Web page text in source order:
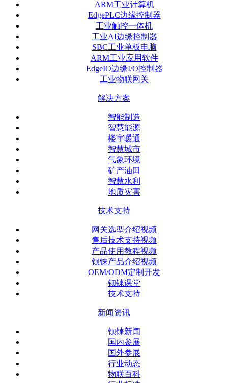
ARM工业计算机
EdgePLC边缘控制器
工业触控一体机
工业AI边缘控制器
SBC工业单板电脑
ARM工业应用软件
EdgeIO边缘I/O控制器
工业物联网关
解决方案
智能制造
智慧能源
楼宇暖通
智慧城市
气象环境
矿产油田
智慧水利
地质灾害
技术支持
网关选型介绍视频
售后技术支持视频
产品使用教程视频
钡铼产品介绍视频
OEM/ODM定制开发
钡铼课堂
技术支持
新闻资讯
钡铼新闻
国内参展
国外参展
行业动态
物联百科